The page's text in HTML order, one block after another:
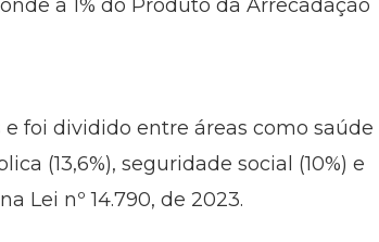
a 1% do Produto da Arrecadação
foi dividido entre áreas como saúde
(13,6%), seguridade social (10%) e
Lei nº 14.790, de 2023.